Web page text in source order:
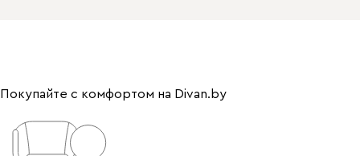
Покупайте с комфортом на Divan.by